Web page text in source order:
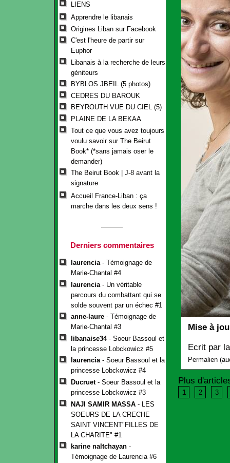
LIENS
Apprendre le libanais
Origines Liban sur Facebook
C'est l'heure de partir sur
Euphor
Libanais à la recherche de leurs
géniteurs
BYBLOS JBEIL (5 photos)
CEDRES DU BAROUK
BEYROUTH VUE DU CIEL (5)
PLAINE DE LA BEKAA
Tout ce que vous avez toujours
voulu savoir sur The Beirut
Book* (*sans jamais oser le
demander)
The Beirut Book | J-8 avant la
signature
Accueil France-Liban : ça
marche dans les deux sens !
Derniers commentaires
laurencia- Témoignage de
Marie-Chantal #4
laurencia - Un véritable
parcours du combattant qui se
solde souvent par un échec #1
anne-laure - Témoignage de
Marie-Chantal #3
libanaise34- Soeur Bassoul et
la princesse Lobckowicz #5
laurencia- Soeur Bassoul et la
princesse Lobckowicz #4
Ducruet- Soeur Bassoul et la
princesse Lobckowicz #3
NAJI SAMIR MASSA - LES
SOEURS DE LA CRECHE
SAINT VINCENT"FILLES DE
LA CHARITE" #1
karine naltchayan -
Témoignage de Laurencia #6
Mise à
Ecrit par
Permalien(
Plus
1 2 3